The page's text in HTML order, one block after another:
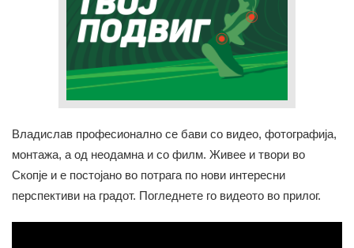
Владислав професионално се бави со видео, фотографија,
монтажа, а од неодамна и со филм. Живее и твори во
Скопје и е постојано во потрага по нови интересни
перспективи на градот. Погледнете го видеото во прилог.